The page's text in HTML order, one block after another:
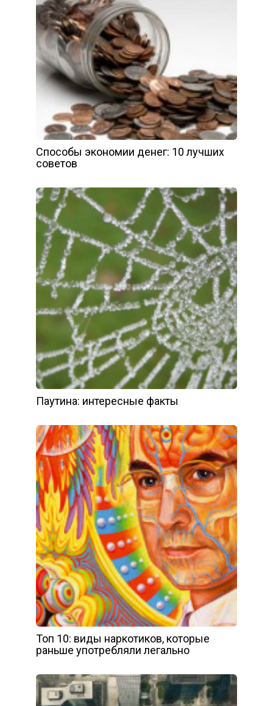
Способы экономии денег: 10 лучших
советов
Паутина: интересные факты
Топ 10: виды наркотиков, которые
раньше употребляли легально